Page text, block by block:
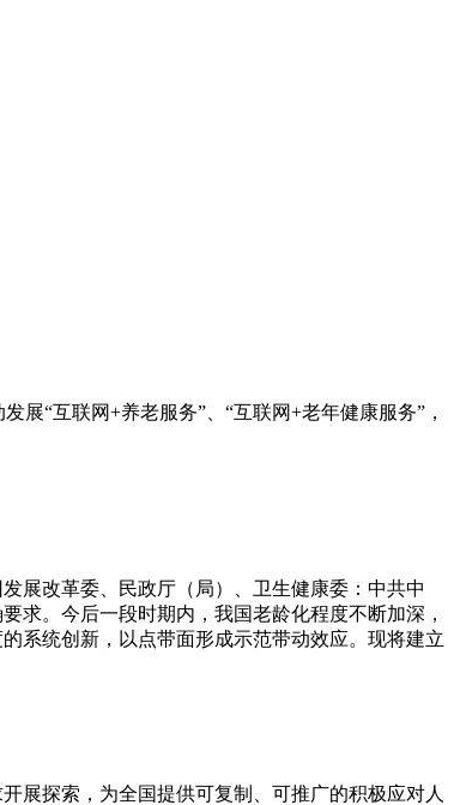
展“互联网+养老服务”、“互联网+老年健康服务”，
展改革委、民政厅（局）、卫生健康委：中共中
求。今后一段时期内，我国老龄化程度不断加深，
系统创新，以点带面形成示范带动效应。现将建立
展探索，为全国提供可复制、可推广的积极应对人